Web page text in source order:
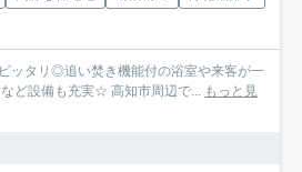
ッタリ◎追い焚き機能付の浴室や来客が一
ど設備も充実☆ 高知市周辺で... もっと見